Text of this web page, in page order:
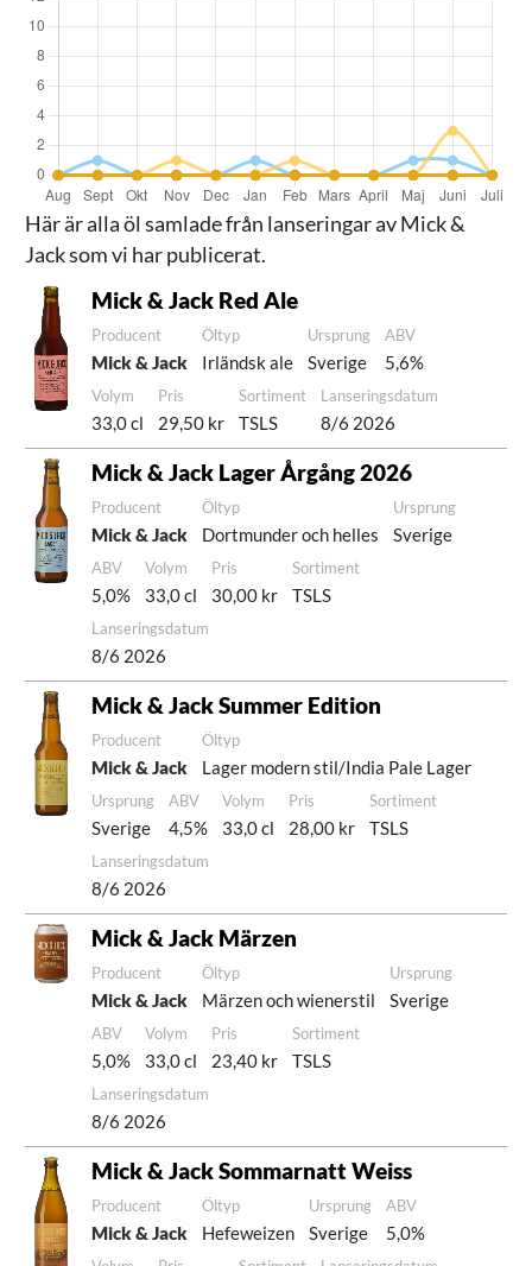
Här är alla öl samlade från lanseringar av Mick &
Jack som vi har publicerat.
Mick & Jack Red Ale
Producent
Mick & Jack
Öltyp
Irländsk ale
Ursprung
Sverige
ABV
5,6%
Volym
33,0 cl
Pris
29,50 kr
Sortiment
TSLS
Lanseringsdatum
8/6 2026
Mick & Jack Lager Årgång 2026
Producent
Mick & Jack
Öltyp
Dortmunder och helles
Ursprung
Sverige
ABV
5,0%
Volym
33,0 cl
Pris
30,00 kr
Sortiment
TSLS
Lanseringsdatum
8/6 2026
Mick & Jack Summer Edition
Producent
Mick & Jack
Öltyp
Lager modern stil/India Pale Lager
Ursprung
Sverige
ABV
4,5%
Volym
33,0 cl
Pris
28,00 kr
Sortiment
TSLS
Lanseringsdatum
8/6 2026
Mick & Jack Märzen
Producent
Mick & Jack
Öltyp
Märzen och wienerstil
Ursprung
Sverige
ABV
5,0%
Volym
33,0 cl
Pris
23,40 kr
Sortiment
TSLS
Lanseringsdatum
8/6 2026
Mick & Jack Sommarnatt Weiss
Producent
Mick & Jack
Öltyp
Hefeweizen
Ursprung
Sverige
ABV
5,0%